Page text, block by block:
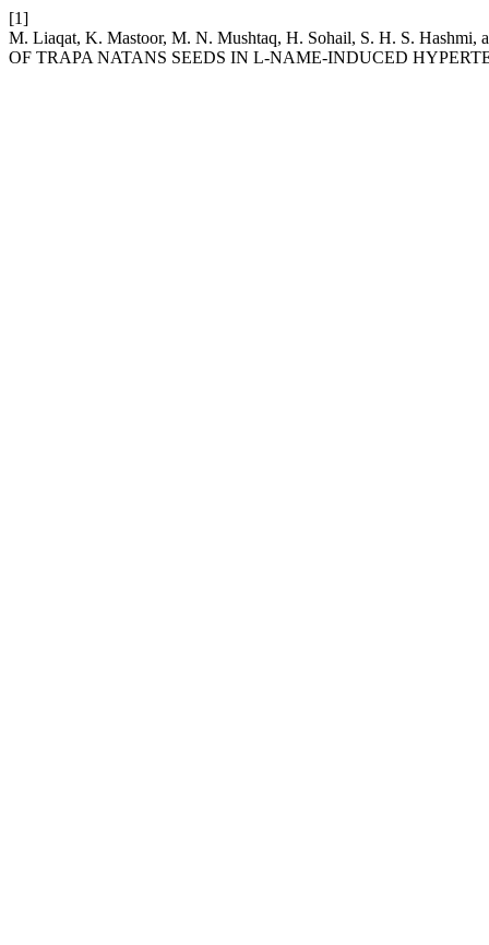
[1]
M. Liaqat, K. Mastoor, M. N. Mushtaq, H. Sohail, S. H. S.
OF TRAPA NATANS SEEDS IN L-NAME-INDUCED